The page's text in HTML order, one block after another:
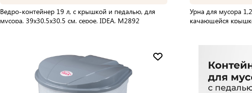
Ведро-контейнер 19 л, с крышкой и педалью, для
мусора, 39х30,5х30,5 см, серое, IDEA, М2892
Доставка от 2 до 3 дней
Урна для мусора
качающейся
Доставка от